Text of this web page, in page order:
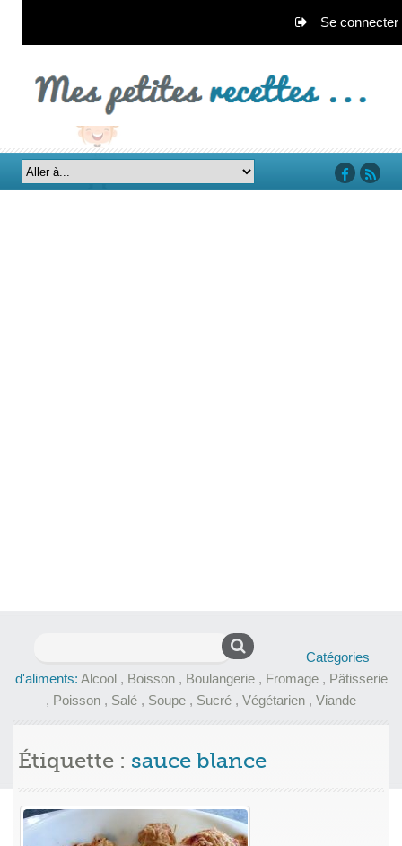
Se connecter
Catégories
d'aliments: Alcool , Boisson, Boulangerie, Fromage, Pâtisserie
, Poisson , Salé , Soupe , Sucré , Végétarien , Viande
Étiquette : sauce blance